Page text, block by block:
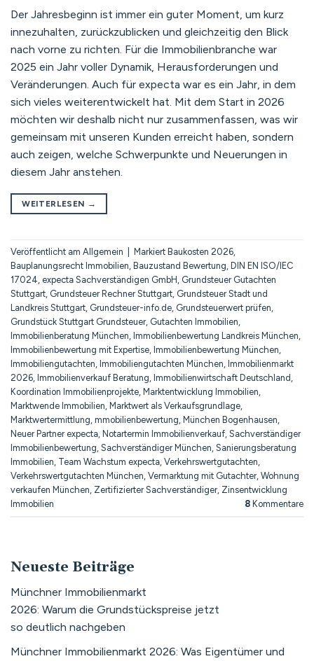
Der Jahresbeginn ist immer ein guter Moment, um kurz
innezuhalten, zurückzublicken und gleichzeitig den Blick
nach vorne zu richten. Für die Immobilienbranche war
2025 ein Jahr voller Dynamik, Herausforderungen und
Veränderungen. Auch für expecta war es ein Jahr, in dem
sich vieles weiterentwickelt hat. Mit dem Start in 2026
möchten wir deshalb nicht nur zusammenfassen, was wir
gemeinsam mit unseren Kunden erreicht haben, sondern
auch zeigen, welche Schwerpunkte und Neuerungen in
diesem Jahr anstehen.
WEITERLESEN →
Veröffentlicht am Allgemein Markiert Baukosten 2026
Bauplanungsrecht Immobilien Bauzustand Bewertung DIN EN ISO/IEC
17024 expecta Sachverständigen GmbH Grundsteuer Gutachten
Stuttgart Grundsteuer Rechner Stuttgart Grundsteuer Stadt und
Landkreis Stuttgart Grundsteuer-info.de Grundsteuerwert prüfen
Grundstück Stuttgart Grundsteuer, Gutachten Immobilien
Immobilienberatung München Immobilienbewertung Landkreis München
Immobilienbewertung mit Expertise Immobilienbewertung München
Immobiliengutachten Immobiliengutachten München Immobilienmarkt
2026 Immobilienverkauf Beratung Immobilienwirtschaft Deutschland
Koordination Immobilienprojekte Marktentwicklung Immobilien
Marktwende Immobilien Marktwert als Verkaufsgrundlage
Marktwertermittlung mmobilienbewertung München Bogenhausen
Neuer Partner expecta Notartermin Immobilienverkauf Sachverständiger
Immobilienbewertung Sachverständiger München Sanierungsberatung
Immobilien Team Wachstum expecta Verkehrswertgutachten
Verkehrswertgutachten München Vermarktung mit Gutachter, Wohnung
verkaufen München Zertifizierter Sachverständiger, Zinsentwicklung
Immobilien
8 Kommentare
Neueste Beiträge
Münchner Immobilienmarkt
2026: Warum die Grundstückspreise jetzt
so deutlich nachgeben
Münchner Immobilienmarkt 2026: Was Eigentümer und